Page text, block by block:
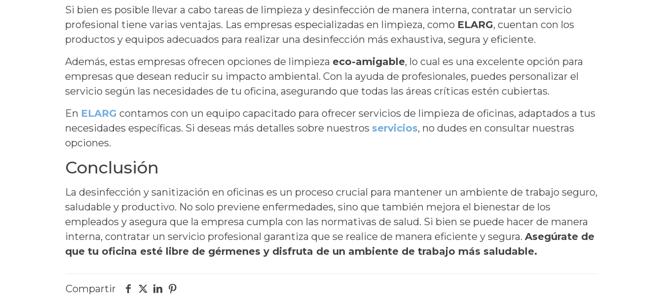
Si bien es posible llevar a cabo tareas de limpieza y desinfección de manera interna, contratar un servicio
profesional tiene varias ventajas. Las empresas especializadas en limpieza, como ELARG, cuentan con los
productos y equipos adecuados para realizar una desinfección más exhaustiva, segura y eficiente.
Además, estas empresas ofrecen opciones de limpieza eco-amigable, lo cual es una excelente opción para
empresas que desean reducir su impacto ambiental. Con la ayuda de profesionales, puedes personalizar el
servicio según las necesidades de tu oficina, asegurando que todas las áreas críticas estén cubiertas.
En ELARG contamos con un equipo capacitado para ofrecer servicios de limpieza de oficinas, adaptados a tus
necesidades específicas. Si deseas más detalles sobre nuestros servicios, no dudes en consultar nuestras
opciones.
Conclusión
La desinfección y sanitización en oficinas es un proceso crucial para mantener un ambiente de trabajo seguro,
saludable y productivo. No solo previene enfermedades, sino que también mejora el bienestar de los
empleados y asegura que la empresa cumpla con las normativas de salud. Si bien se puede hacer de manera
interna, contratar un servicio profesional garantiza que se realice de manera eficiente y segura.Asegúrate de
que tu oficina esté libre de gérmenes y disfruta de un ambiente de trabajo más saludable.
Compartir